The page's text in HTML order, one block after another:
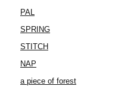
PAL
SPRING
STITCH
NAP
a piece of forest